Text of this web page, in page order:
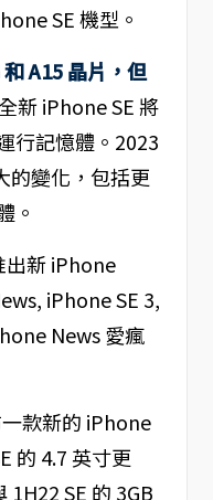
SE 機型。
A15 晶片，但
新 iPhone SE 將
行記憶體。2023
的變化，包括更
。
款新的 iPhone
的 4.7 英寸更
1H22 SE 的 3GB